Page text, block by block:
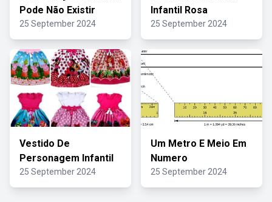
Pode Não Existir
25 September 2024
Infantil Rosa
25 September 2024
Vestido De
Personagem Infantil
25 September 2024
Um Metro E Meio Em
Numero
25 September 2024